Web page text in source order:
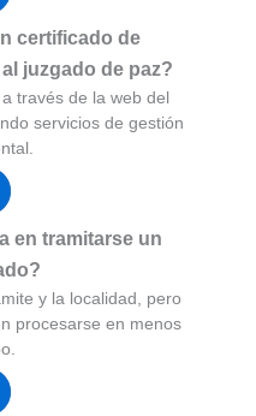
certificado de
juzgado de paz?
través de la web del
servicios de gestión
en tramitarse un
y la localidad, pero
procesarse en menos